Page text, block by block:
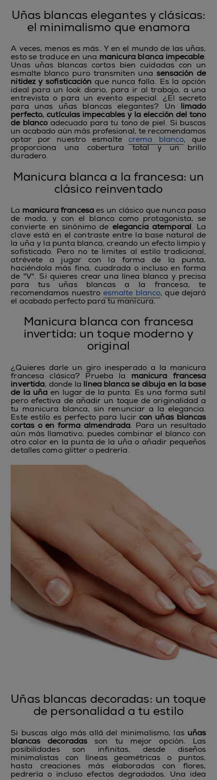
Uñas blancas elegantes y clásicas:
el minimalismo que enamora
A veces, menos es más. Y en el mundo de las uñas,
esto se traduce en una manicura blanca impecable.
Unas uñas blancas cortas bien cuidadas con un
esmalte blanco puro transmiten una sensación de
nitidez y sofisticación que nunca falla. Es la opción
ideal para un look diario, para ir al trabajo, a una
entrevista o para un evento especial. ¿El secreto
para unas uñas blancas elegantes? Un limado
perfecto, cutículas impecables y la elección del tono
de blancoadecuado para tu tono de piel. Si buscas
un acabado aún más profesional, te recomendamos
optar por nuestro esmalte crema blanco, que
proporciona una cobertura total y un brillo
duradero.
Manicura blanca a la francesa: un
clásico reinventado
La manicura francesaes un clásico que nunca pasa
de moda, y con el blanco como protagonista, se
convierte en sinónimo de elegancia atemporal. La
clave está en el contraste entre la base natural de
la uña y la punta blanca, creando un efecto limpio y
sofisticado. Pero no te limites al estilo tradicional,
atrévete a jugar con la forma de la punta,
haciéndola más fina, cuadrada o incluso en forma
de "V". Si quieres crear una línea blanca y precisa
para tus uñas blancas a la francesa, te
recomendamos nuestro esmalte blanco, que dejará
el acabado perfecto para tu manicura.
Manicura blanca con francesa
invertida: un toque moderno y
original
¿Quieres darle un giro inesperado a la manicura
francesa clásica? Prueba la manicura francesa
invertida, donde la línea blanca se dibuja en la base
de la uñaen lugar de la punta. Es una forma sutil
pero efectiva de añadir un toque de originalidad a
tu manicura blanca, sin renunciar a la elegancia.
Este estilo es perfecto para lucir con uñas blancas
cortas o en forma almendrada. Para un resultado
aún más llamativo, puedes combinar el blanco con
otro color en la punta de la uña o añadir pequeños
detalles como glitter o pedrería.
Uñas blancas decoradas: un toque
de personalidad a tu estilo
Si buscas algo más allá del minimalismo, las uñas
blancas decoradas son tu mejor opción. Las
posibilidades son infinitas, desde diseños
minimalistas con líneas geométricas o puntos,
hasta creaciones más elaboradas con flores,
pedrería o incluso efectos degradados. Una idea